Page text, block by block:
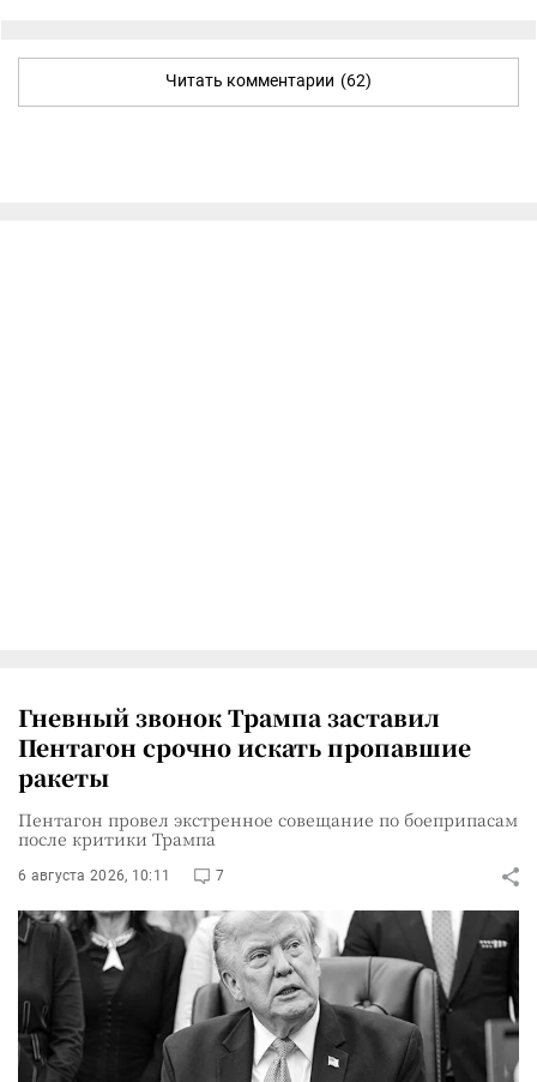
Читать комментарии (62)
Гневный звонок Трампа заставил
Пентагон срочно искать пропавшие
ракеты
Пентагон провел экстренное совещание по боеприпасам
после критики Трампа
6 августа 2026, 10:11 7